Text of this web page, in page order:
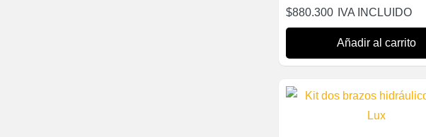
$880.300 IVA INCLUIDO
Añadir al carrito